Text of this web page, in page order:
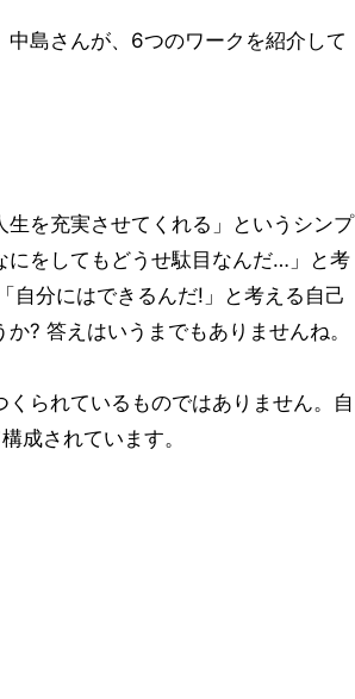
島さんが、6つのワークを紹介して
を充実させてくれる」というシンプ
にをしてもどうせ駄目なんだ…」と考
自分にはできるんだ!」と考える自己
? 答えはいうまでもありませんね。
られているものではありません。自
成されています。